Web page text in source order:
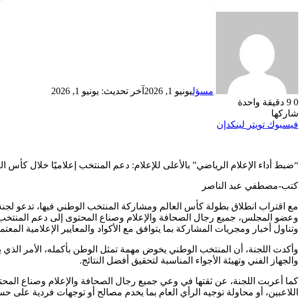
مسؤليونيو 1, 2026
آخر تحديث: يونيو 1, 2026
0
دقيقة واحدة
شاركها
فيسبوك تويتر لينكدإن
“ضبط أداء الإعلام الرياضي” بالأعلى للإعلام: دعم المنتخب إعلاميًا خلال
كتب-مصطفي عبد الناصر
مع اقتراب انطلاق بطولة كأس العالم ومشاركة المنتخب الوطني فيها، تدعو
وعضو المجلس، جميع رجال الصحافة والإعلام وصناع المحتوى إلى دعم المنتخب
وتناول أخبار ومجريات المشاركة بما يتوافق مع الأكواد والمعايير الإعلامية المعتمدة من المجلس وفقًا للقانون
وأكدت اللجنة، أن المنتخب الوطني يخوض مهمة تمثل الوطن بأكمله، الأمر الذي
والجهاز الفني وتهيئة الأجواء المناسبة لتحقيق أفضل النتائج.
كما أعربت اللجنة، عن ثقتها في وعي جميع رجال الصحافة والإعلام وصناع
اللاعبين، أو محاولة توجيه الرأي العام بما يخدم مصالح أو توجهات فردية على